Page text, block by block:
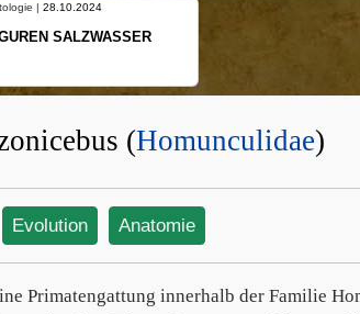
| Primatologie |
VON WEIBLICHEN
(Homunculidae)
Evolution Anatomie
Primatengattung innerhalb der Familie